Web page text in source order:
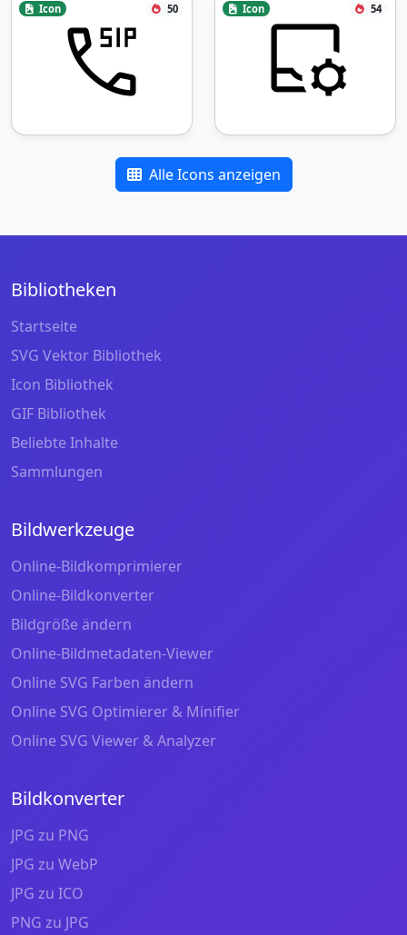
Icon 50 Icon 54
Alle Icons anzeigen
Bibliotheken
Startseite
SVG Vektor Bibliothek
Icon Bibliothek
GIF Bibliothek
Beliebte Inhalte
Sammlungen
Bildwerkzeuge
Online-Bildkomprimierer
Online-Bildkonverter
Bildgröße ändern
Online-Bildmetadaten-Viewer
Online SVG Farben ändern
Online SVG Optimierer & Minifier
Online SVG Viewer & Analyzer
Bildkonverter
JPG zu PNG
JPG zu WebP
JPG zu ICO
PNG zu JPG